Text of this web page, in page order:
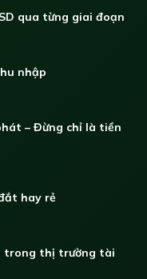
qua từng giai đoạn
nhập
– Đừng chỉ là tiền
hay rẻ
trong thị trường tài